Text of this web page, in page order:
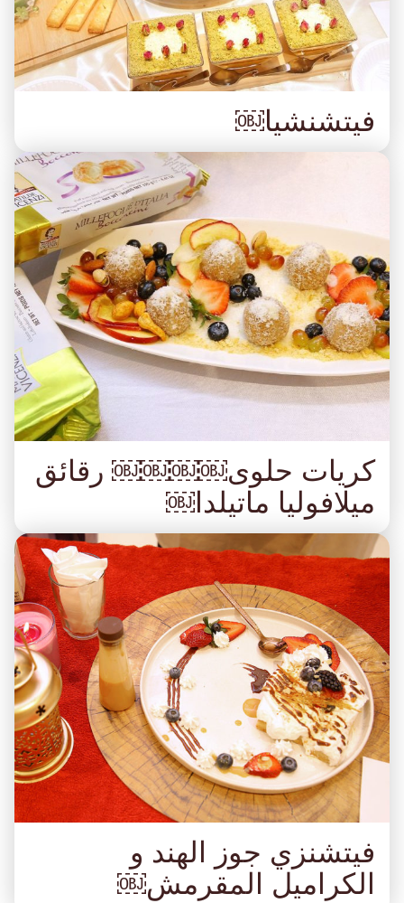
فيتشنشيا￼
كريات حلوى￼￼￼￼ رقائق
ميلافوليا ماتيلدا￼
فيتشنزي جوز الھند و
الكرامیل المقرمش￼